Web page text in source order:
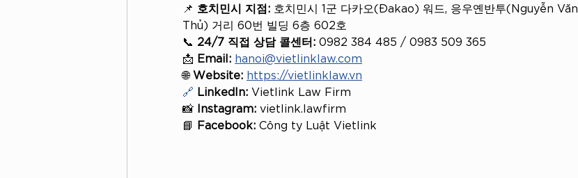
📌 호치민시 지점: 호치민시 1군 다카오(Đakao) 워드, 응우옌반투(Nguyễn Văn
Thủ) 거리 60번 빌딩 6층 602호
📞 24/7 직접 상담 콜센터: 0982 384 485 / 0983 509 365
📩 Email: hanoi@vietlinklaw.com
🌐 Website: https://vietlinklaw.vn
🔗 LinkedIn: Vietlink Law Firm
📸 Instagram: vietlink.lawfirm
📘 Facebook: Công ty Luật Vietlink